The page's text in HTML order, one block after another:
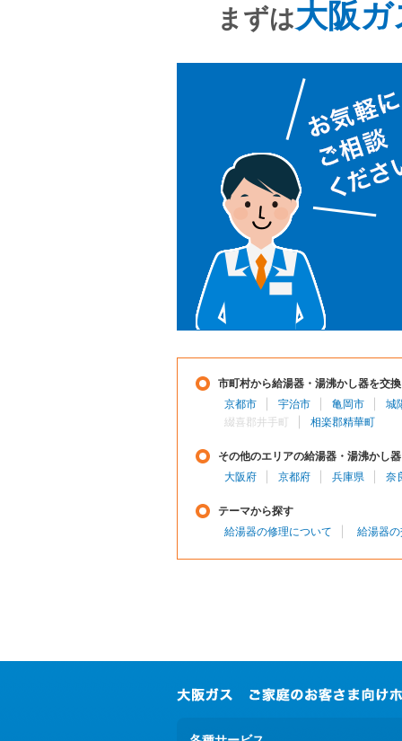
まずは大阪
市町村から給湯器・湯沸かし器を交
京都市
宇治市 亀岡市
城
綴喜郡井手町
相楽郡精華町
その他のエリアの給湯器・湯沸かし
大阪府
京都府 兵庫県 奈
テーマから探す
給湯器の修理について
給湯器